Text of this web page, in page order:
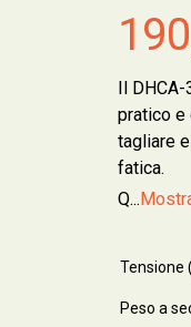
Il
pratico e
tagliare
fatica.
Q...
Tensione
Peso a